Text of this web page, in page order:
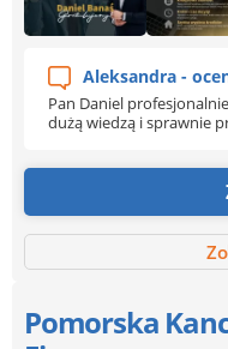
Aleksandra -
Pan Daniel
dużą wiedzą i sprawnie
dyspozycyjność,
końca. Wspaniały
Pomorska